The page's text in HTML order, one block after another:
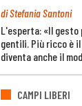
di Stefania Santoni
L'esperta: «Il gesto
gentili. Più ricco è
diventa anche il
CAMPI LIBERI